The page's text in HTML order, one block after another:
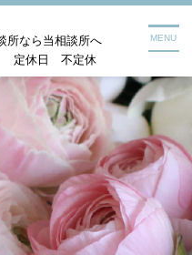
所なら当相談所へ
定休日 不定休
MENU